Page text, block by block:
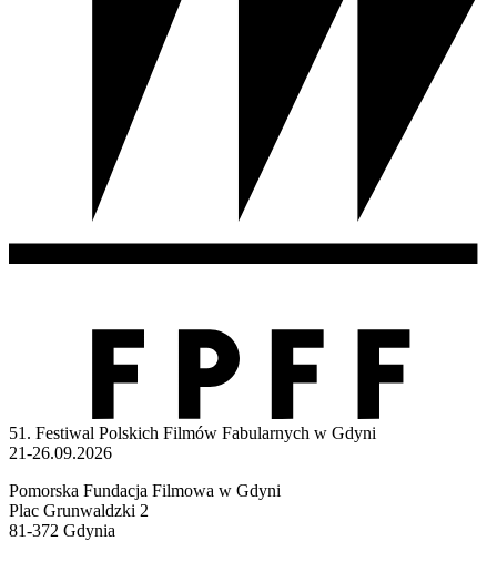
51. Festiwal Polskich Filmów Fabularnych w Gdyni
21-26.09.2026
Pomorska Fundacja Filmowa w Gdyni
Plac Grunwaldzki 2
81-372 Gdynia